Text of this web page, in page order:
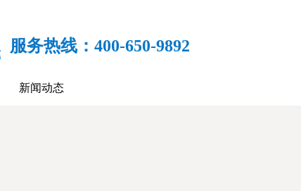
服务热线：400-650-9892
新闻动态